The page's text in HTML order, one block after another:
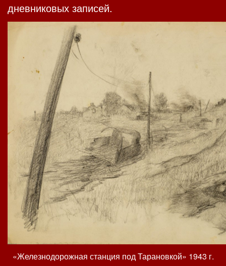
дневниковых записей.
«Железнодорожная станция под Тарановкой» 1943 г.